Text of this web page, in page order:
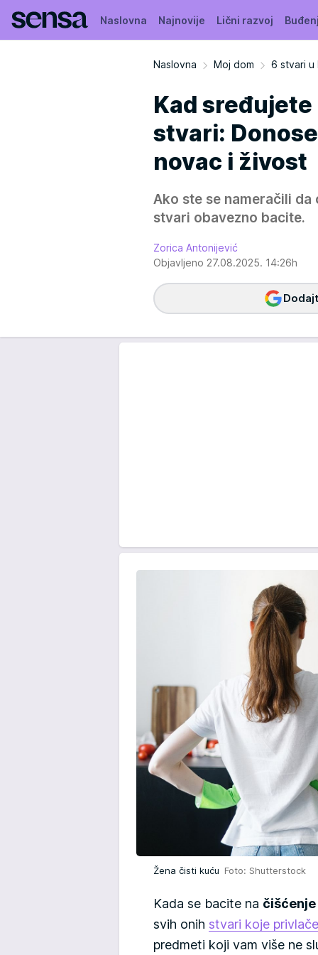
Naslovna Najnovije Lični razvoj
Naslovna Moj dom 6 stvari u
Kad
stvari:
novac i živost
Ako ste se nameračili
stvari obavezno bacite.
Zorica Antonijević
Objavljeno 27.08.2025. 14:26h
Žena čisti kuću Foto: Shutterstock
Kada se bacite na
svih onih stvari koje
predmeti koji vam više ne